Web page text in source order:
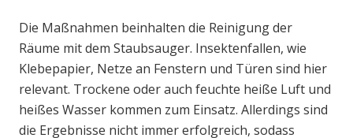
Die Maßnahmen beinhalten die Reinigung der
Räume mit dem Staubsauger. Insektenfallen, wie
Klebepapier, Netze an Fenstern und Türen sind hier
relevant. Trockene oder auch feuchte heiße Luft und
heißes Wasser kommen zum Einsatz. Allerdings sind
die Ergebnisse nicht immer erfolgreich, sodass